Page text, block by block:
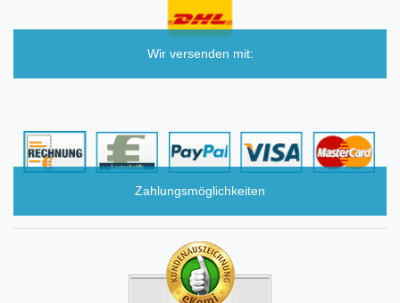
Wir versenden mit:
Zahlungsmöglichkeiten